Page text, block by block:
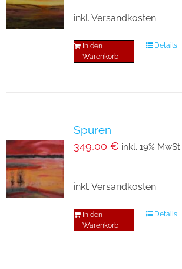
inkl. Versandkosten
In den
Warenkorb
Details
Spuren
349,00 € inkl. 19% MwSt.
inkl. Versandkosten
In den
Warenkorb
Details